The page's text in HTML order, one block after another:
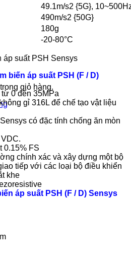
giỏ hàng.
49.1m/s2 {5G},
490m/s2 {50G}
180g
-20-80°C
biến áp suất PSH (F / D)
từ 0 đến 35MPa
gỉ 316L để chế tạo vật liệu
có đặc tính chống ăn mòn
VDC.
0.15% FS
chính xác và xây dựng một bộ
tiếp với các loại bộ điều khiển
khe
áp suất PSH (F / D) Sensys